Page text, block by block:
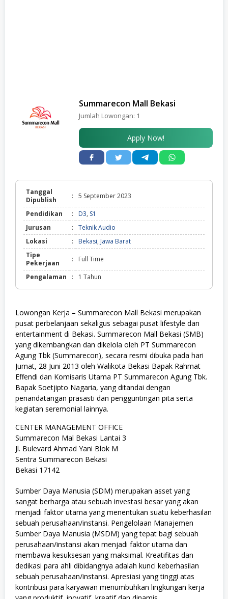
Summarecon Mall Bekasi
Jumlah Lowongan: 1
Apply Now!
Tanggal
Dipublish
: 5 September 2023
Pendidikan : D3, S1
Jurusan
:
Teknik Audio
Lokasi
: Bekasi, Jawa Barat
Tipe
Pekerjaan
: Full Time
Pengalaman : 1 Tahun
Lowongan Kerja – Summarecon Mall Bekasi merupakan
pusat perbelanjaan sekaligus sebagai pusat lifestyle dan
entertainment di Bekasi. Summarecon Mall Bekasi (SMB)
yang dikembangkan dan dikelola oleh PT Summarecon
Agung Tbk (Summarecon), secara resmi dibuka pada hari
Jumat, 28 Juni 2013 oleh Walikota Bekasi Bapak Rahmat
Effendi dan Komisaris Utama PT Summarecon Agung Tbk.
Bapak Soetjipto Nagaria, yang ditandai dengan
penandatangan prasasti dan pengguntingan pita serta
kegiatan seremonial lainnya.
CENTER MANAGEMENT OFFICE
Summarecon Mal Bekasi Lantai 3
Jl. Bulevard Ahmad Yani Blok M
Sentra Summarecon Bekasi
Bekasi 17142
Sumber Daya Manusia (SDM) merupakan asset yang
sangat berharga atau sebuah investasi besar yang akan
menjadi faktor utama yang menentukan suatu keberhasilan
sebuah perusahaan/instansi. Pengelolaan Manajemen
Sumber Daya Manusia (MSDM) yang tepat bagi sebuah
perusahaan/instansi akan menjadi faktor utama dan
membawa kesuksesan yang maksimal. Kreatifitas dan
dedikasi para ahli dibidangnya adalah kunci keberhasilan
sebuah perusahaan/instansi. Apresiasi yang tinggi atas
kontribusi para karyawan menumbuhkan lingkungan kerja